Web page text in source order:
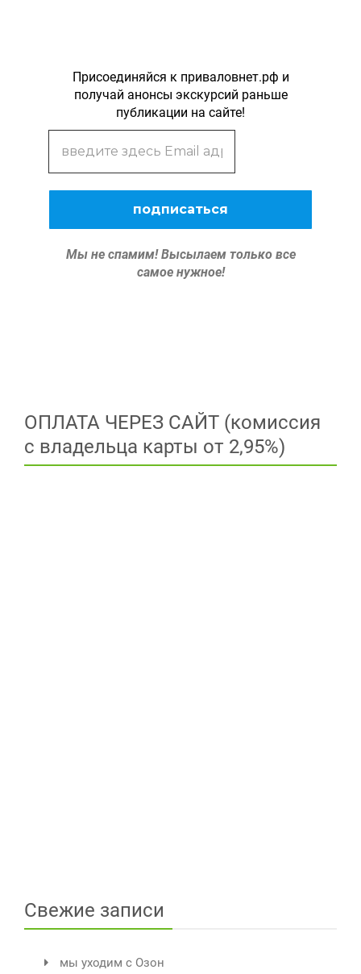
Присоединяйся к приваловнет.рф и
получай анонсы экскурсий раньше
публикации на сайте!
Мы не спамим! Высылаем только все
самое нужное!
ОПЛАТА ЧЕРЕЗ САЙТ (комиссия
с владельца карты от 2,95%)
Свежие записи
мы уходим с Озон